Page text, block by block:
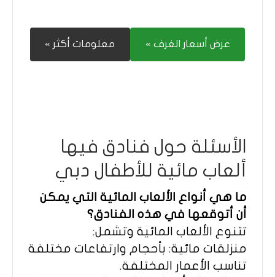
عرض أسعار الغرف » معلومات أكثر »
الأسئلة حول فنادق فيها
ألعاب مائية للأطفال دبي
ما هي أنواع الألعاب المائية التي يمكن
أن أتوقعها في هذه الفنادق؟
تتنوع الألعاب المائية وتشمل:
منزلقات مائية: بأحجام وارتفاعات مختلفة
تناسب الأعمار المختلفة.